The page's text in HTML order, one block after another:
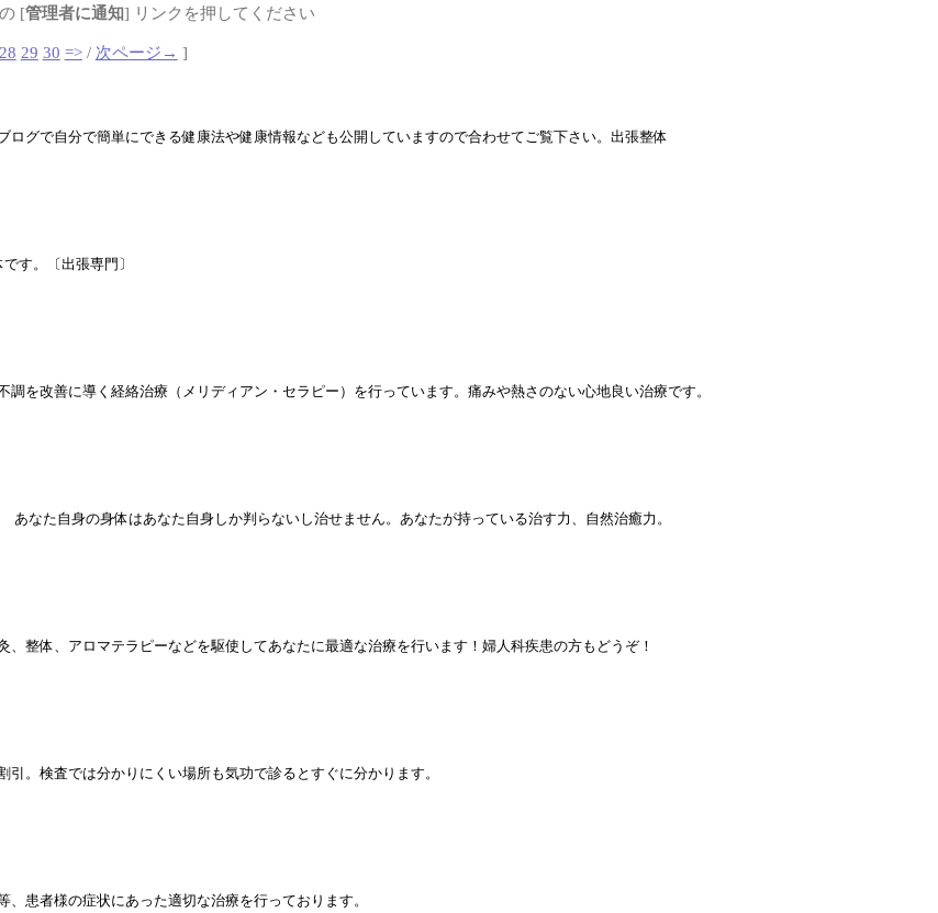
[管理者に通知] リンクを押してください
28 29 30 =>/ 次ページ→ ]
ログで自分で簡単にできる健康法や健康情報なども公開していますので合わせてご覧下さい。出張整体
す。〔出張専門〕
を改善に導く経絡治療（メリディアン・セラピー）を行っています。痛みや熱さのない心地良い治療です。
なた自身の身体はあなた自身しか判らないし治せません。あなたが持っている治す力、自然治癒力。
整体、アロマテラピーなどを駆使してあなたに最適な治療を行います！婦人科疾患の方もどうぞ！
。検査では分かりにくい場所も気功で診るとすぐに分かります。
患者様の症状にあった適切な治療を行っております。